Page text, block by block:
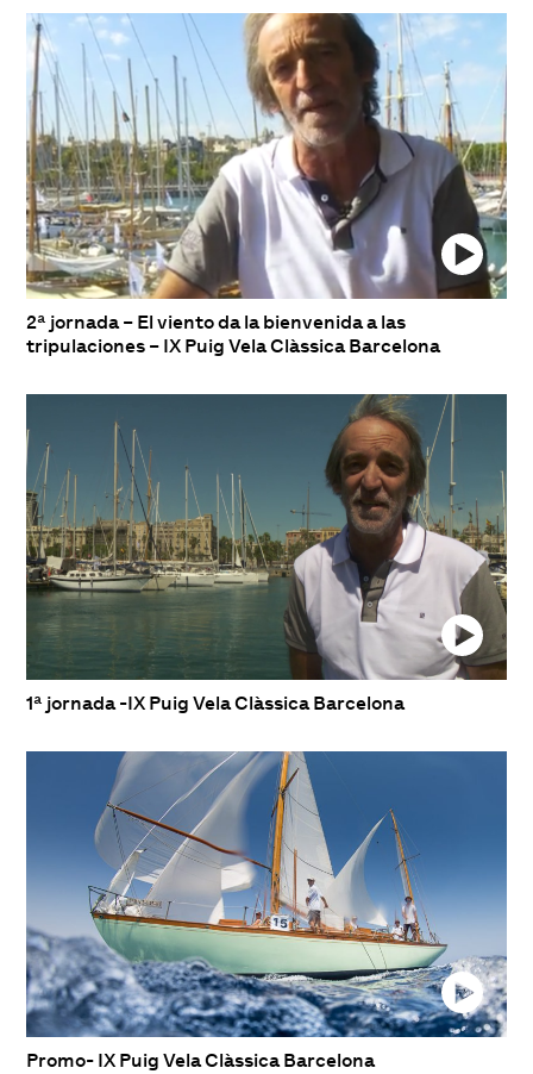
2ª jornada – El viento da la bienvenida a las
tripulaciones – IX Puig Vela Clàssica Barcelona
1ª jornada -IX Puig Vela Clàssica Barcelona
Promo- IX Puig Vela Clàssica Barcelona